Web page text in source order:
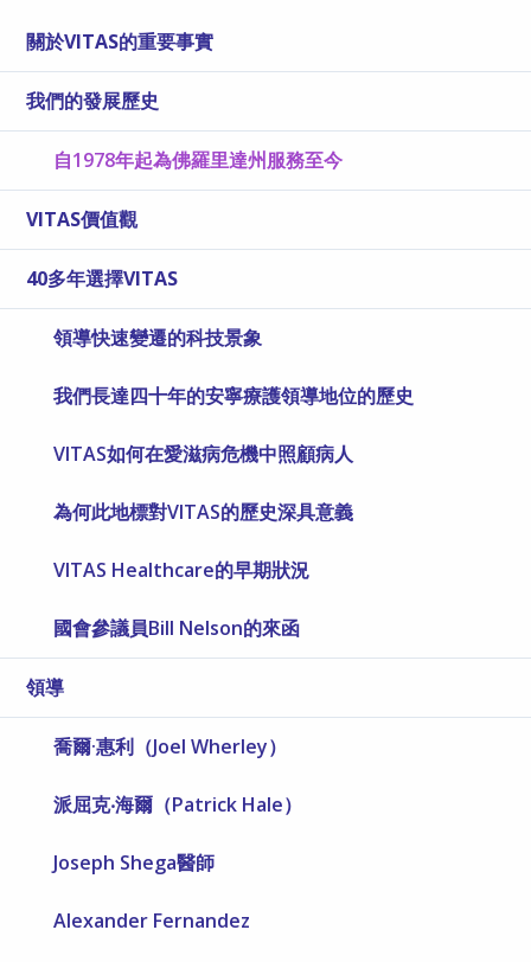
關於VITAS的重要事實
我們的發展歷史
自1978年起為佛羅里達州服務至今
VITAS價值觀
40多年選擇VITAS
領導快速變遷的科技景象
我們長達四十年的安寧療護領導地位的歷史
VITAS如何在愛滋病危機中照顧病人
為何此地標對VITAS的歷史深具意義
VITAS Healthcare的早期狀況
國會參議員Bill Nelson的來函
領導
喬爾·惠利（Joel Wherley）
派屈克‧海爾（Patrick Hale）
Joseph Shega醫師
Alexander Fernandez